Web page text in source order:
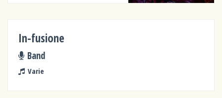
In-fusione
Band
Varie